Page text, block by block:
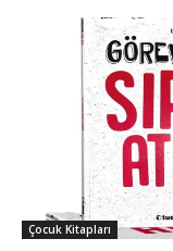
Çocuk Kitapları